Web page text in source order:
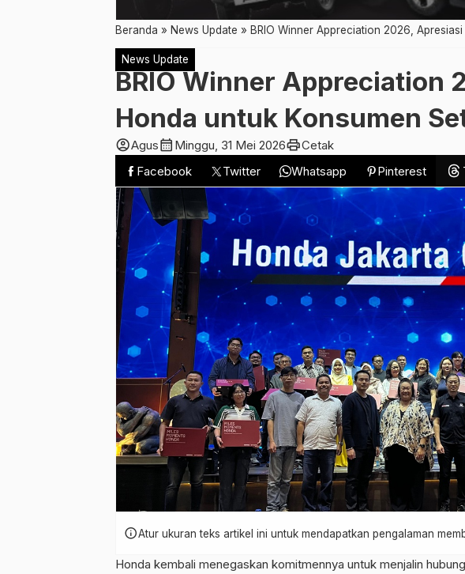
Beranda » News Update » BRIO Winner Appreciation 2026,
News Update
BRIO Winner Appreciation
Honda untuk Konsumen
account_circleAguscalendar_month Minggu, 31 Mei 2026printCetak
Facebook
Twitter Whatsapp Pinterest
infoAtur ukuran teks artikel ini untuk mendapatkan pengalaman
Honda kembali menegaskan komitmennya untuk menjalin